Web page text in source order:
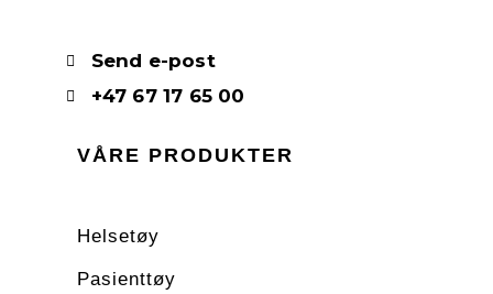
Send e-post
+47 67 17 65 00
VÅRE PRODUKTER
Helsetøy
Pasienttøy